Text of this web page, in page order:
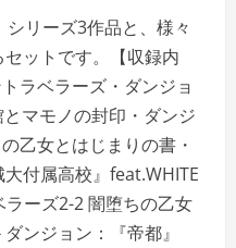
シリーズ3作品と、様々
ットです。【収録内
ラベラーズ・ダンジョ
マモノの封印・ダンジ
乙女とはじまりの書・
付属高校』feat.WHITE
ーズ2-2 闇堕ちの乙女
ンジョン：『帝都』